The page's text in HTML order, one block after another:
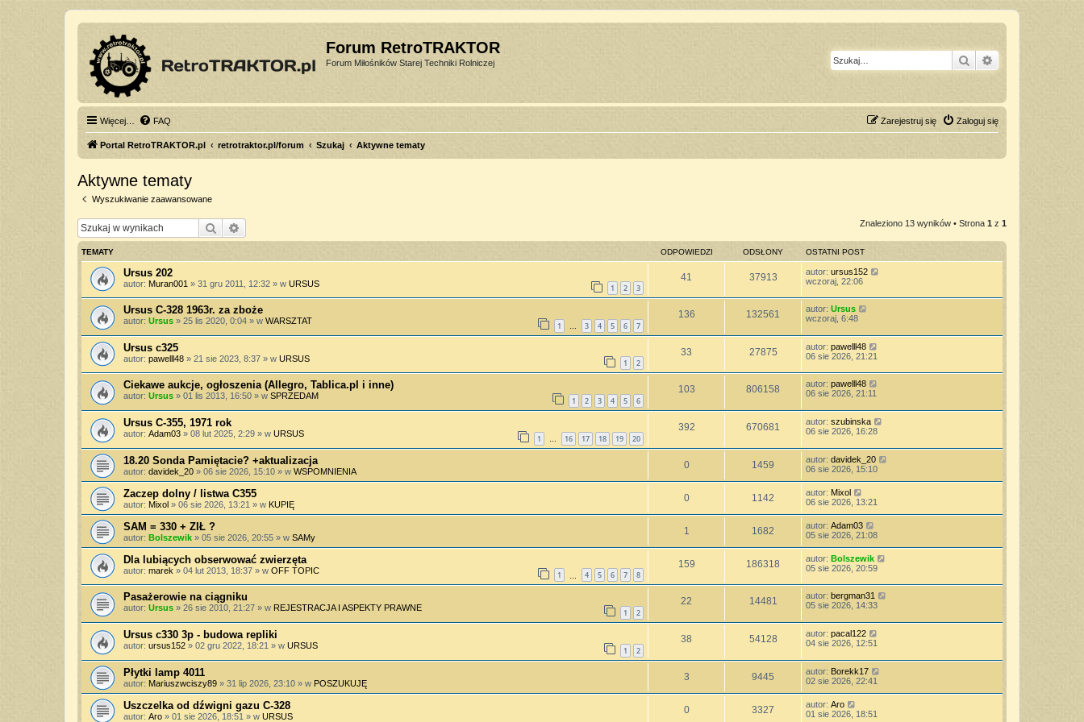
Forum RetroTRAKTOR
Forum Miłośników Starej Techniki Rolniczej Szukaj
Więcej… FAQ Zaloguj się
Zarejestruj się
Portal RetroTRAKTOR.pl retrotraktor.pl/forum Szukaj Aktywne tematy
Aktywne tematy
Wyszukiwanie zaawansowane
Szukaj Znaleziono 13 wyników • Strona 1 z 1
TEMATY ODPOWIEDZI ODSŁONY OSTATNI POST
Ursus 202
autor: Muran001 » 31 gru 2011, 12:32 » w URSUS 1 2 3
41 37913 autor: ursus152
wczoraj, 22:06
Ursus C-328 1963r. za zboże
autor: Ursus » 25 lis 2020, 0:04 » w WARSZTAT 1 … 3 4 5 6 7
136 132561 autor: Ursus
wczoraj, 6:48
Ursus c325
autor: pawelll48 » 21 sie 2023, 8:37 » w URSUS 1 2
33 27875 autor: pawelll48
06 sie 2026, 21:21
Ciekawe aukcje, ogłoszenia (Allegro, Tablica.pl i inne)
autor: Ursus » 01 lis 2013, 16:50 » w SPRZEDAM 1 2 3 4 5 6
103 806158 autor: pawelll48
06 sie 2026, 21:11
Ursus C-355, 1971 rok
autor: Adam03 » 08 lut 2025, 2:29 » w URSUS 1 … 16 17 18 19 20
392 670681 autor: szubinska
06 sie 2026, 16:28
18.20 Sonda Pamiętacie? +aktualizacja
autor: davidek_20 » 06 sie 2026, 15:10 » w WSPOMNIENIA
0 1459 autor: davidek_20
06 sie 2026, 15:10
Zaczep dolny / listwa C355
autor: Mixol » 06 sie 2026, 13:21 » w KUPIĘ
0 1142 autor: Mixol
06 sie 2026, 13:21
SAM = 330 + ZIŁ ?
autor: Bolszewik » 05 sie 2026, 20:55 » w SAMy
1 1682 autor: Adam03
05 sie 2026, 21:08
Dla lubiących obserwować zwierzęta
autor: marek » 04 lut 2013, 18:37 » w OFF TOPIC 1 4 5 6 7 8
159 186318 autor: Bolszewik
05 sie 2026, 20:59
Pasażerowie na ciągniku
autor: Ursus » 26 sie 2010, 21:27 » w REJESTRACJA I ASPEKTY PRAWNE 1 2
22 14481 autor: bergman31
05 sie 2026, 14:33
Ursus c330 3p - budowa repliki
autor: ursus152 » 02 gru 2022, 18:21 » w URSUS 1 2
38 54128 autor: pacal122
04 sie 2026, 12:51
Płytki lamp 4011
autor: Mariuszwciszy89 » 31 lip 2026, 23:10 » w POSZUKUJĘ
3 9445 autor: Borekk17
02 sie 2026, 22:41
Uszczelka od dźwigni gazu C-328
autor: Aro » 01 sie 2026, 18:51 » w URSUS
0 3327 autor: Aro
01 sie 2026, 18:51